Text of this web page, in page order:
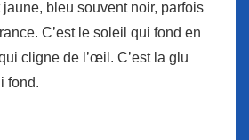
jaune, bleu souvent noir, parfois
C’est le soleil qui fond en
cligne de l’œil. C’est la glu
fond.